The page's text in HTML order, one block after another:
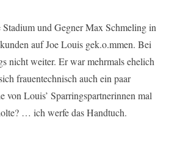
und Gegner Max Schmeling in
auf Joe Louis gek.o.mmen. Bei
nicht weiter. Er war mehrmals ehelich
frauentechnisch auch ein paar
von Louis’ Sparringspartnerinnen mal
… ich werfe das Handtuch.